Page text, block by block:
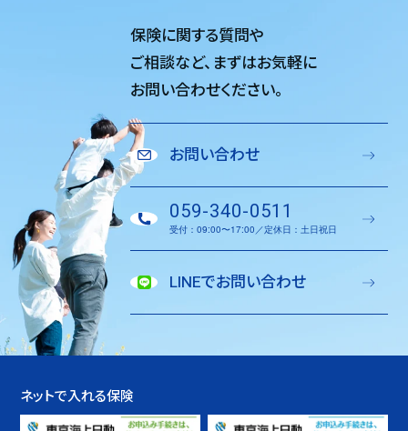
保険に関する質問や
ご相談など、 まずはお気軽に
お問い合わせください。
お問い合わせ
059-340-0511
受付：09:00〜17:00／定休日：土日祝日
LINEでお問い合わせ
ネットで入れる保険